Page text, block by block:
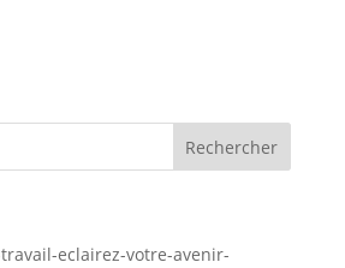
eclairez-votre-avenir-